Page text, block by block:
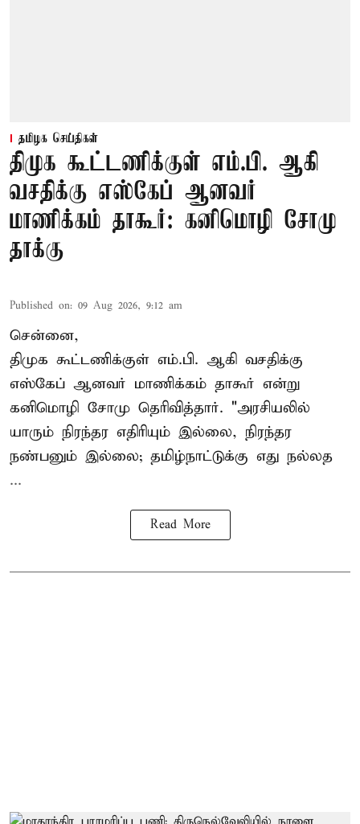
தமிழக செய்திகள்
திமுக கூட்டணிக்குள் எம்.பி. ஆகி
வசதிக்கு எஸ்கேப் ஆனவர்
மாணிக்கம் தாகூர்: கனிமொழி சோமு
தாக்கு
Published on: 09 Aug 2026, 9:12 am
சென்னை,
திமுக கூட்டணிக்குள் எம்.பி. ஆகி வசதிக்கு
எஸ்கேப் ஆனவர் மாணிக்கம் தாகூர் என்று
கனிமொழி சோமு தெரிவித்தார். "அரசியலில்
யாரும் நிரந்தர எதிரியும் இல்லை, நிரந்தர
நண்பனும் இல்லை; தமிழ்நாட்டுக்கு எது நல்லத
...
Read More